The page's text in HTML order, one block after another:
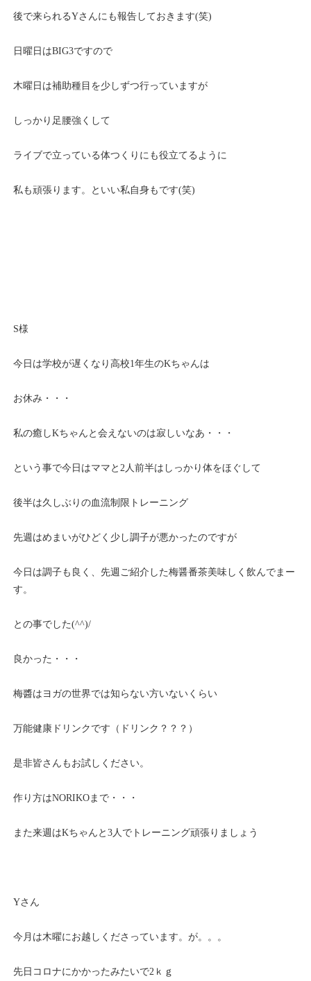
後で来られるYさんにも報告しておきます(笑)
日曜日はBIG3ですので
木曜日は補助種目を少しずつ行っていますが
しっかり足腰強くして
ライブで立っている体つくりにも役立てるように
私も頑張ります。といい私自身もです(笑)
S様
今日は学校が遅くなり高校1年生のKちゃんは
お休み・・・
私の癒しKちゃんと会えないのは寂しいなあ・・・
という事で今日はママと2人前半はしっかり体をほぐして
後半は久しぶりの血流制限トレーニング
先週はめまいがひどく少し調子が悪かったのですが
今日は調子も良く、先週ご紹介した梅醤番茶美味しく飲んでまー
す。
との事でした(^^)/
良かった・・・
梅醬はヨガの世界では知らない方いないくらい
万能健康ドリンクです（ドリンク？？？）
是非皆さんもお試しください。
作り方はNORIKOまで・・・
また来週はKちゃんと3人でトレーニング頑張りましょう
Yさん
今月は木曜にお越しくださっています。が。。。
先日コロナにかかったみたいで2ｋｇ